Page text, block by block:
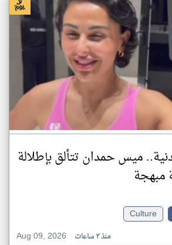
ميس حمدان تتألق بإطلالة
مبهجة
Culture
Aug 09, 2026
منذ ٣ ساعات